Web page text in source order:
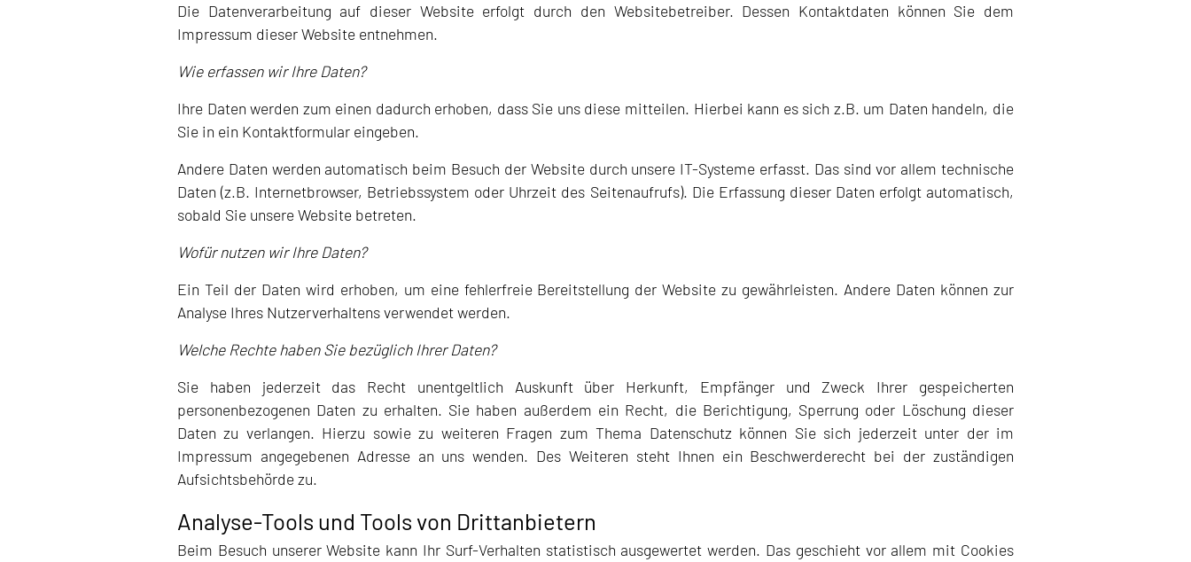
Die Datenverarbeitung auf dieser Website erfolgt durch den Websitebetreiber. Dessen Kontaktdaten können Sie dem
Impressum dieser Website entnehmen.
Wie erfassen wir Ihre Daten?
Ihre Daten werden zum einen dadurch erhoben, dass Sie uns diese mitteilen. Hierbei kann es sich z.B. um Daten handeln, die
Sie in ein Kontaktformular eingeben.
Andere Daten werden automatisch beim Besuch der Website durch unsere IT-Systeme erfasst. Das sind vor allem technische
Daten (z.B. Internetbrowser, Betriebssystem oder Uhrzeit des Seitenaufrufs). Die Erfassung dieser Daten erfolgt automatisch,
sobald Sie unsere Website betreten.
Wofür nutzen wir Ihre Daten?
Ein Teil der Daten wird erhoben, um eine fehlerfreie Bereitstellung der Website zu gewährleisten. Andere Daten können zur
Analyse Ihres Nutzerverhaltens verwendet werden.
Welche Rechte haben Sie bezüglich Ihrer Daten?
Sie haben jederzeit das Recht unentgeltlich Auskunft über Herkunft, Empfänger und Zweck Ihrer gespeicherten
personenbezogenen Daten zu erhalten. Sie haben außerdem ein Recht, die Berichtigung, Sperrung oder Löschung dieser
Daten zu verlangen. Hierzu sowie zu weiteren Fragen zum Thema Datenschutz können Sie sich jederzeit unter der im
Impressum angegebenen Adresse an uns wenden. Des Weiteren steht Ihnen ein Beschwerderecht bei der zuständigen
Aufsichtsbehörde zu.
Analyse-Tools und Tools von Drittanbietern
Beim Besuch unserer Website kann Ihr Surf-Verhalten statistisch ausgewertet werden. Das geschieht vor allem mit Cookies